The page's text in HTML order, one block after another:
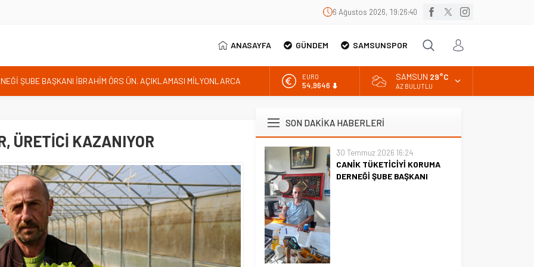
6 Ağustos 2026, 19:26:41
ANASAYFA GÜNDEM SAMSUNSPOR
bu kararını gözden geçirmelidir diyerek tepkilerini gösterdi
özgürlüğünün günüdür
Başkanı İhsan KURNAZ ve Muhtarları Seda KEKLİK ‘teşekķür
ŞUBE BAŞKANI İBRAHİM ÖRS ÜN. AÇIKLAMASI MİLYONLARCA
KARAR VERİLDİ
EURO
54,9646
BİST
13.798,82
DOLAR
47,5939
SAMSUN 29°C
AZ BULUTLU
ÜRETİCİ KAZANIYOR
SON DAKİKA HABERLERİ
30 Temmuz 2026 16:24
CANİK TÜKETİCİYİ KORUMA
DERNEĞİ ŞUBE BAŞKANI